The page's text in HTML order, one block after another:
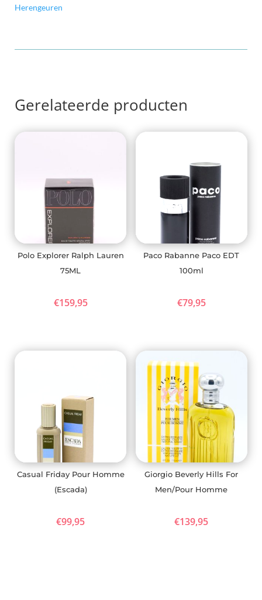
Herengeuren
Gerelateerde producten
Polo Explorer Ralph Lauren
75ML
€159,95
Paco Rabanne Paco EDT
100ml
€79,95
Casual Friday Pour Homme
(Escada)
€99,95
Giorgio Beverly Hills For
Men/Pour Homme
€139,95